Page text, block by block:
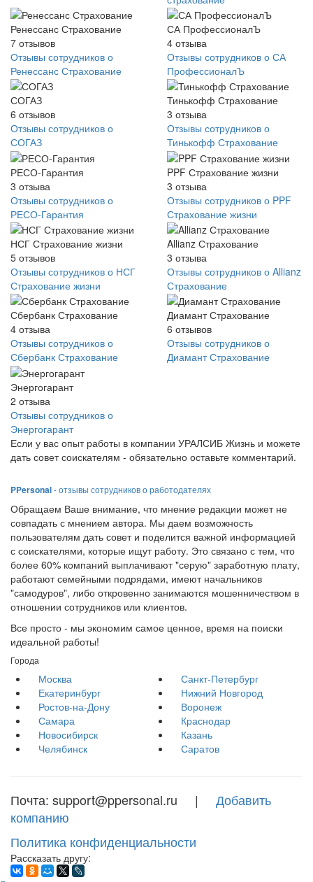
Ренессанс Страхование
7 отзывов
Отзывы сотрудников о
Ренессанс Страхование
СА ПрофессионалЪ
4 отзыва
Отзывы сотрудников о СА
ПрофессионалЪ
СОГАЗ
6 отзывов
Отзывы сотрудников о
СОГАЗ
Тинькофф Страхование
3 отзыва
Отзывы сотрудников о
Тинькофф Страхование
РЕСО-Гарантия
3 отзыва
Отзывы сотрудников о
РЕСО-Гарантия
PPF Страхование жизни
3 отзыва
Отзывы сотрудников о PPF
Страхование жизни
НСГ Страхование жизни
5 отзывов
Отзывы сотрудников о НСГ
Страхование жизни
Allianz Страхование
3 отзыва
Отзывы сотрудников о Allianz
Страхование
Сбербанк Страхование
4 отзыва
Отзывы сотрудников о
Сбербанк Страхование
Диамант Страхование
6 отзывов
Отзывы сотрудников о
Диамант Страхование
Энергогарант
2 отзыва
Отзывы сотрудников о
Энергогарант
Если у вас опыт работы в компании УРАЛСИБ Жизнь и можете
дать совет соискателям - обязательно оставьте комментарий.
PPersonal- отзывы сотрудников о работодателях
Обращаем Ваше внимание, что мнение редакции может не
совпадать с мнением автора. Мы даем возможность
пользователям дать совет и поделится важной информацией
с соискателями, которые ищут работу. Это связано с тем, что
более 60% компаний выплачивают "серую" заработную плату,
работают семейными подрядами, имеют начальников
"самодуров", либо откровенно занимаются мошенничеством в
отношении сотрудников или клиентов.
Все просто - мы экономим самое ценное, время на поиски
идеальной работы!
Города
Москва
Санкт-Петербург
Екатеринбург
Нижний Новгород
Ростов-на-Дону
Воронеж
Самара
Краснодар
Новосибирск
Казань
Челябинск
Саратов
Почта: support@ppersonal.ru | Добавить
компанию
Политика конфиденциальности
Рассказать другу: